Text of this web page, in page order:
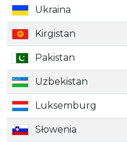
Ukraina
Kirgistan
Pakistan
Uzbekistan
Luksemburg
Słowenia